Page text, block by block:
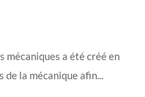
mécaniques a été créé en
de la mécanique afin...